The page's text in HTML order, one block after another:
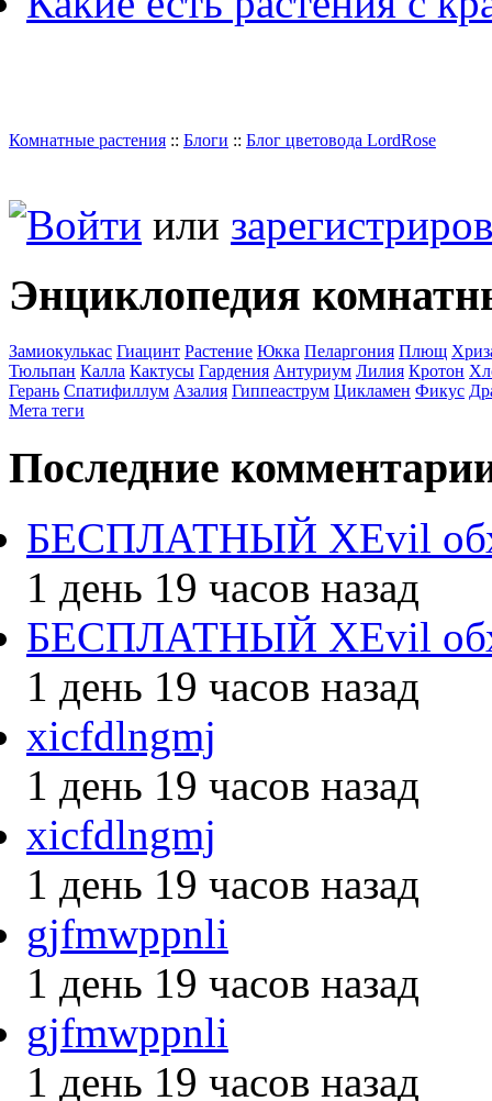
Комнатные растения :: Блоги :: Блог цветовода LordRose
Войти или
Энциклопедия
Замиокулькас Гиацинт Растение Юкка Пеларгония Плющ
Тюльпан Калла Кактусы Гардения Антуриум Лилия Кротон
Герань Спатифиллум Азалия Гиппеаструм Цикламен Фикус
Мета теги
Последние
БЕСПЛАТНЫЙ XEvil
1 день 19 часов назад
БЕСПЛАТНЫЙ XEvil
1 день 19 часов назад
xicfdlngmj
1 день 19 часов назад
xicfdlngmj
1 день 19 часов назад
gjfmwppnli
1 день 19 часов назад
gjfmwppnli
1 день 19 часов назад